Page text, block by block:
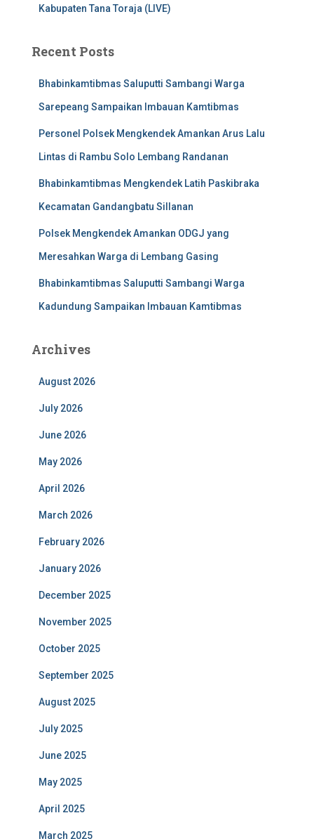
Kabupaten Tana Toraja (LIVE)
Recent Posts
Bhabinkamtibmas Saluputti Sambangi Warga
Sarepeang Sampaikan Imbauan Kamtibmas
Personel Polsek Mengkendek Amankan Arus Lalu
Lintas di Rambu Solo Lembang Randanan
Bhabinkamtibmas Mengkendek Latih Paskibraka
Kecamatan Gandangbatu Sillanan
Polsek Mengkendek Amankan ODGJ yang
Meresahkan Warga di Lembang Gasing
Bhabinkamtibmas Saluputti Sambangi Warga
Kadundung Sampaikan Imbauan Kamtibmas
Archives
August 2026
July 2026
June 2026
May 2026
April 2026
March 2026
February 2026
January 2026
December 2025
November 2025
October 2025
September 2025
August 2025
July 2025
June 2025
May 2025
April 2025
March 2025